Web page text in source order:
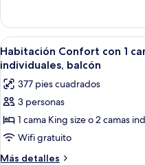
matrimonial
o
2
individuales,
balcón
estándar
con
1
cama
o
2
individuales,
balcón
Abrir
todas
las
fotos
de
Habitación
Confort
con
9
Habitación Confort con 1
individuales, balcón
377 pies cuadrados
3 personas
1 cama King size o 2 camas
Wifi gratuito
Más detalles
Más